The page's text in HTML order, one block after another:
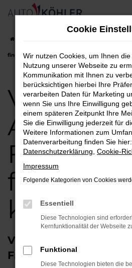
Zum
finden und kaufen
VW
Freising
finden
kaufen
VW Crafter – das
Freising
Cookie
Wir nutzen Cookies, um Ihnen
Nutzung unserer Webseite zu
Kommunikation mit Ihnen zu
berücksichtigen hierbei Ihre
verarbeiten Daten für Marketing
wenn Sie uns Ihre Einwilligung
einem späteren Zeitpunkt Ihre
Sie die Einwilligung jederzeit für
Weitere Informationen zum
Datenverarbeitung finden Sie hier:
Datenschutzerklärung Cookie-
Impressum
Folgende Kategorien von Cookies
Essentiell
Diese Technologien sind
Kernfunktionalität der Webseite
Funktional
Diese Technologien bieten die